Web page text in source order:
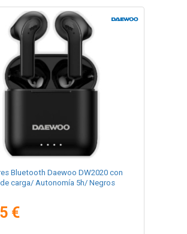
Bluetooth Daewoo DW2020 con
carga/ Autonomía 5h/ Negros
€